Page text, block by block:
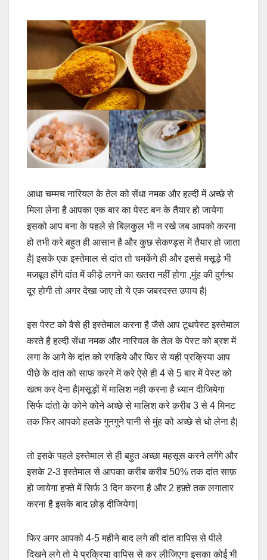
आधा चम्मच नारियल के तेल को सेंधा नमक और हल्दी में अच्छे से
मिला लेना है आपका एक बार का पेस्ट बन के तैयार हो जायेगा
इसको आप बना के पहले से बिलकुल भी न रखे जब आपको करना
हो तभी करे बहुत ही आसान है और कुछ सेकण्ड्स में तैयार हो जाता
है| इसके एक इस्तेमाल से दांत तो चमकेंगे ही और इससे मसूड़े भी
मजबूत होंगे दांत में कीड़े लगने का खतरा नहीं होगा ,मुंह की दुर्गन्ध
दूर होगी तो अगर देखा जाए तो ये एक जबरदस्त उपाय है|
इस पेस्ट को वैसे ही इस्तेमाल करना है जैसे आप टूथपेस्ट इस्तेमाल
करते है हल्दी सेंधा नमक और नारियल के तेल के पेस्ट को ब्रश में
लगा के आगे के दांत को रगडिये और फिर से यही प्रक्रिया आप
पीछे के दांत को साफ करने में करे ऐसे ही 4 से 5 बार में पेस्ट को
खत्म कर देना है|मसूड़ों में मालिश नही करना है ध्यान दीजियेगा
सिर्फ दांतो के कोने कोने अच्छे से मालिश करे क़रीब 3 से 4 मिनट
तक फिर आपको हलके गुनगुने पानी से मुंह को अच्छे से धो लेना है|
तो इसके पहले इस्तेमाल से ही बहुत अच्छा महसूस करने लगेंगे और
इसके 2-3 इस्तेमाल से आपका करीब करीब 50% तक दांत साफ़
हो जायेगा हफ्ते में सिर्फ 3 दिन करना है और 2 हफ़्ते तक लगातार
करना है इसके बाद छोड़ दीजियेगा|
फिर अगर आपको 4-5 महीने बाद लगे की दांत वापिस से पीले
दिखने लगे तो ये प्रक्रिया वापिस से कर लीजिएगा इसका कोई भी